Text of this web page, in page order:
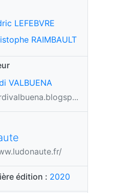
LEFEBVRE
RAIMBAULT
VALBUENA
édition : 2020